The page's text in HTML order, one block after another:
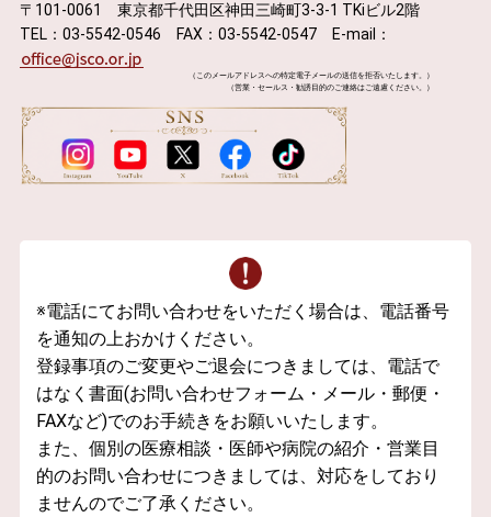
〒101-0061 東京都千代田区神田三崎町3-3-1 TKiビル2階
TEL：03-5542-0546 FAX：03-5542-0547 E-mail：
（このメールアドレスへの特定電子メールの送信を拒否いたします。）
（営業・セールス・勧誘目的のご連絡はご遠慮ください。）
※電話にてお問い合わせをいただく場合は、電話番号
を通知の上おかけください。
登録事項のご変更やご退会につきましては、電話で
はなく書面(お問い合わせフォーム・メール・郵便・
FAXなど)でのお手続きをお願いいたします。
また、個別の医療相談・医師や病院の紹介・営業目
的のお問い合わせにつきましては、対応をしており
ませんのでご了承ください。